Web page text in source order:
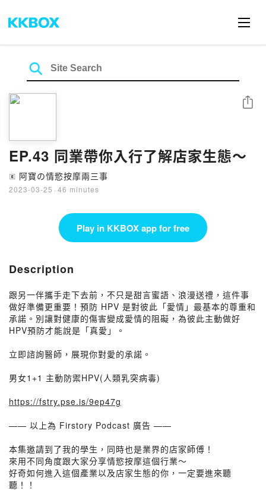
EP.43 同業帶你入行了解店家生態～
🄴 阿寶の情慾按摩兩三事
2023-03-25 · 46 minutes
Share
Play in KKBOX app for free
Description
跟另一伴攜手走下去前，不只是甜言蜜語、浪漫送禮，這件事
做好準備更重要！預防 HPV 是對彼此「愛情」最基本的尊重和
承諾。別讓對健康的傷害變成愛情的阻礙，為彼此主動做好
HPV預防才能說是「真愛」。
立即諮詢醫師，展現你對愛的承諾。
男女1+1 主動防禦HPV(人類乳突病毒)
https://fstry.pse.is/9ep47g
—— 以上為 Firstory Podcast 廣告 ——
本集邀請到了我的學生，同時也是業界的店家師傅！
來用不同角度跟大家分享情慾按摩這個行業～
好奇如何進入這個產業以及店家生態的你，一定要進來聽
聽！！